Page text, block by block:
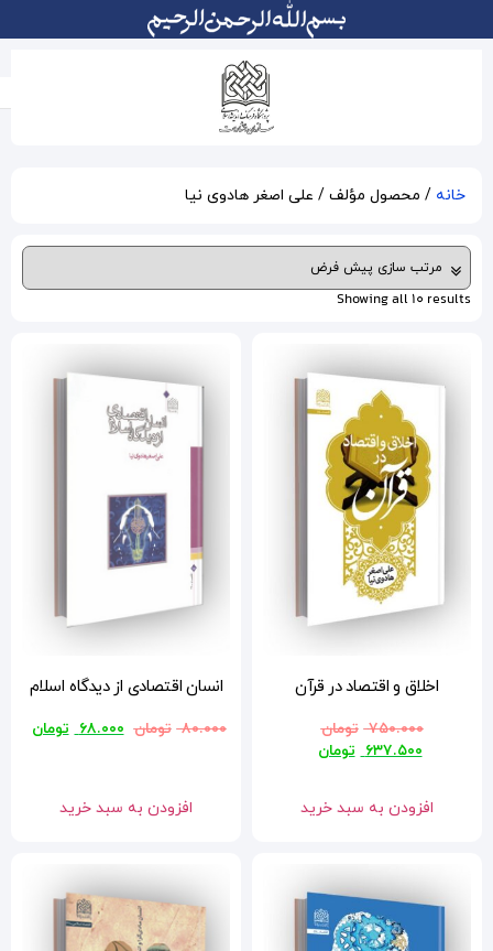
هادوی نیا
انسان اقتصادی از دیدگاه اسلام
۸۰.۰۰۰ تومان ۶۸.۰۰۰
افزودن به سبد خرید